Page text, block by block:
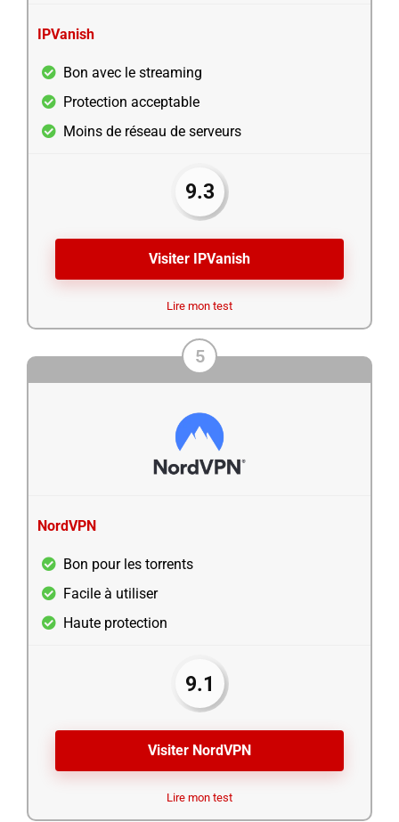
IPVanish
Bon avec le streaming
Protection acceptable
Moins de réseau de serveurs
9.3
Visiter IPVanish
Lire mon test
5
NordVPN
Bon pour les torrents
Facile à utiliser
Haute protection
9.1
Visiter NordVPN
Lire mon test